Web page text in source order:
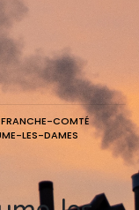
COMTÉ
LES-DAMES